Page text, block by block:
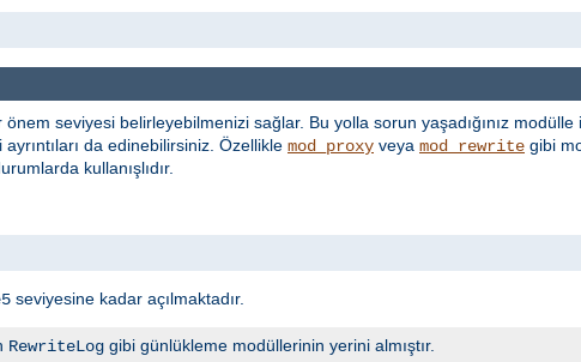
seviyesi belirleyebilmenizi sağlar. Bu yolla sorun yaşadığınız modülle
da edinebilirsiniz. Özellikle mod_proxy veya mod_rewrite gibi
kullanışlıdır.
seviyesine kadar açılmaktadır.
RewriteLog gibi günlükleme modüllerinin yerini almıştır.